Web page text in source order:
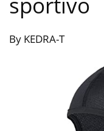
By KEDRA-T